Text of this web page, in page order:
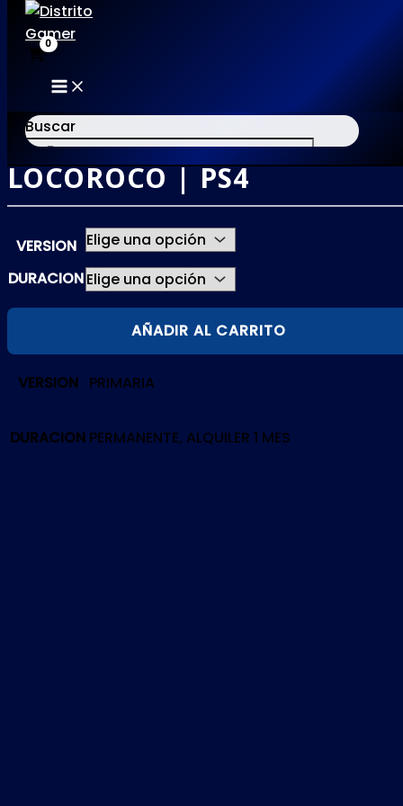
al
contenido
MAIN
MENU
Buscar
×
LOCOROCO | PS4
VERSION
DURACION
LOCOROCO
cantidad
AÑADIR AL CARRITO
VERSION PRIMARIA
DURACION PERMANENTE, ALQUILER 1 MES